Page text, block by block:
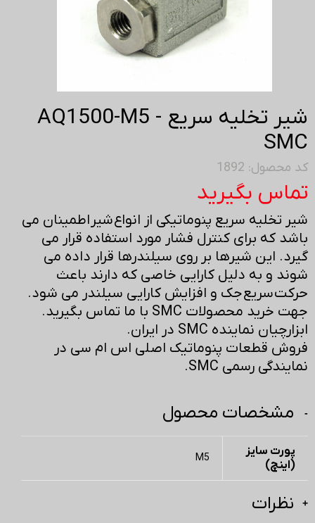
شیر تخلیه سریع AQ1500-M5 -
SMC
کد محصول: 1892
تماس بگیرید
شیر تخلیه سریع پنوماتیکی از انواع شیر اطمینان می
باشد که برای کنترل فشار مورد استفاده قرار می
گیرد. این شیرها بر روی سیلندرها قرار داده می
شوند و به دلیل کارایی خاصی که دارند باعث
حرکت سریع جک و افزایش کارایی سیلندر می شود.
جهت خرید محصولات SMC با ما تماس بگیرید.
ابزارچیان نماینده SMC در ایران.
فروش قطعات پنوماتیک اصلی اس ام سی در
نمایندگی رسمی SMC.
مشخصات محصول
پورت سایز
(اینچ)
M5
نظرات